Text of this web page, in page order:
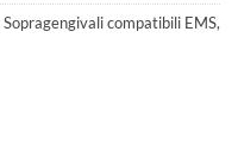
Sopragengivali compatibili EMS,